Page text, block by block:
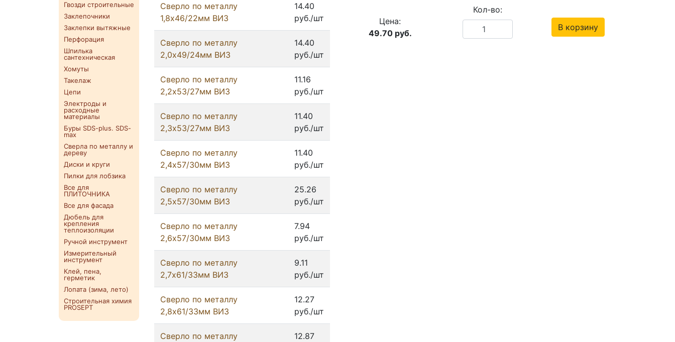
Гвозди строительные
Заклепочники
Заклепки вытяжные
Перфорация
Шпилька
сантехническая
Хомуты
Такелаж
Цепи
Электроды и
расходные
материалы
Буры SDS-plus. SDS-
max
Сверла по металлу и
дереву
Диски и круги
Пилки для лобзика
Все для
ПЛИТОЧНИКА
Все для фасада
Дюбель для
крепления
теплоизоляции
Ручной инструмент
Измерительный
инструмент
Клей, пена,
герметик
Лопата (зима, лето)
Строительная химия
PROSEPT
Сверло по металлу
1,8х46/22мм ВИЗ
14.40
руб./шт
Сверло по металлу
2,0х49/24мм ВИЗ
14.40
руб./шт
Сверло по металлу
2,2х53/27мм ВИЗ
11.16
руб./шт
Сверло по металлу
2,3х53/27мм ВИЗ
11.40
руб./шт
Сверло по металлу
2,4х57/30мм ВИЗ
11.40
руб./шт
Сверло по металлу
2,5х57/30мм ВИЗ
25.26
руб./шт
Сверло по металлу
2,6х57/30мм ВИЗ
7.94
руб./шт
Сверло по металлу
2,7х61/33мм ВИЗ
9.11
руб./шт
Сверло по металлу
2,8х61/33мм ВИЗ
12.27
руб./шт
Сверло по металлу
12.87
Цена:
49.70 руб.
Кол-во:
В корзину